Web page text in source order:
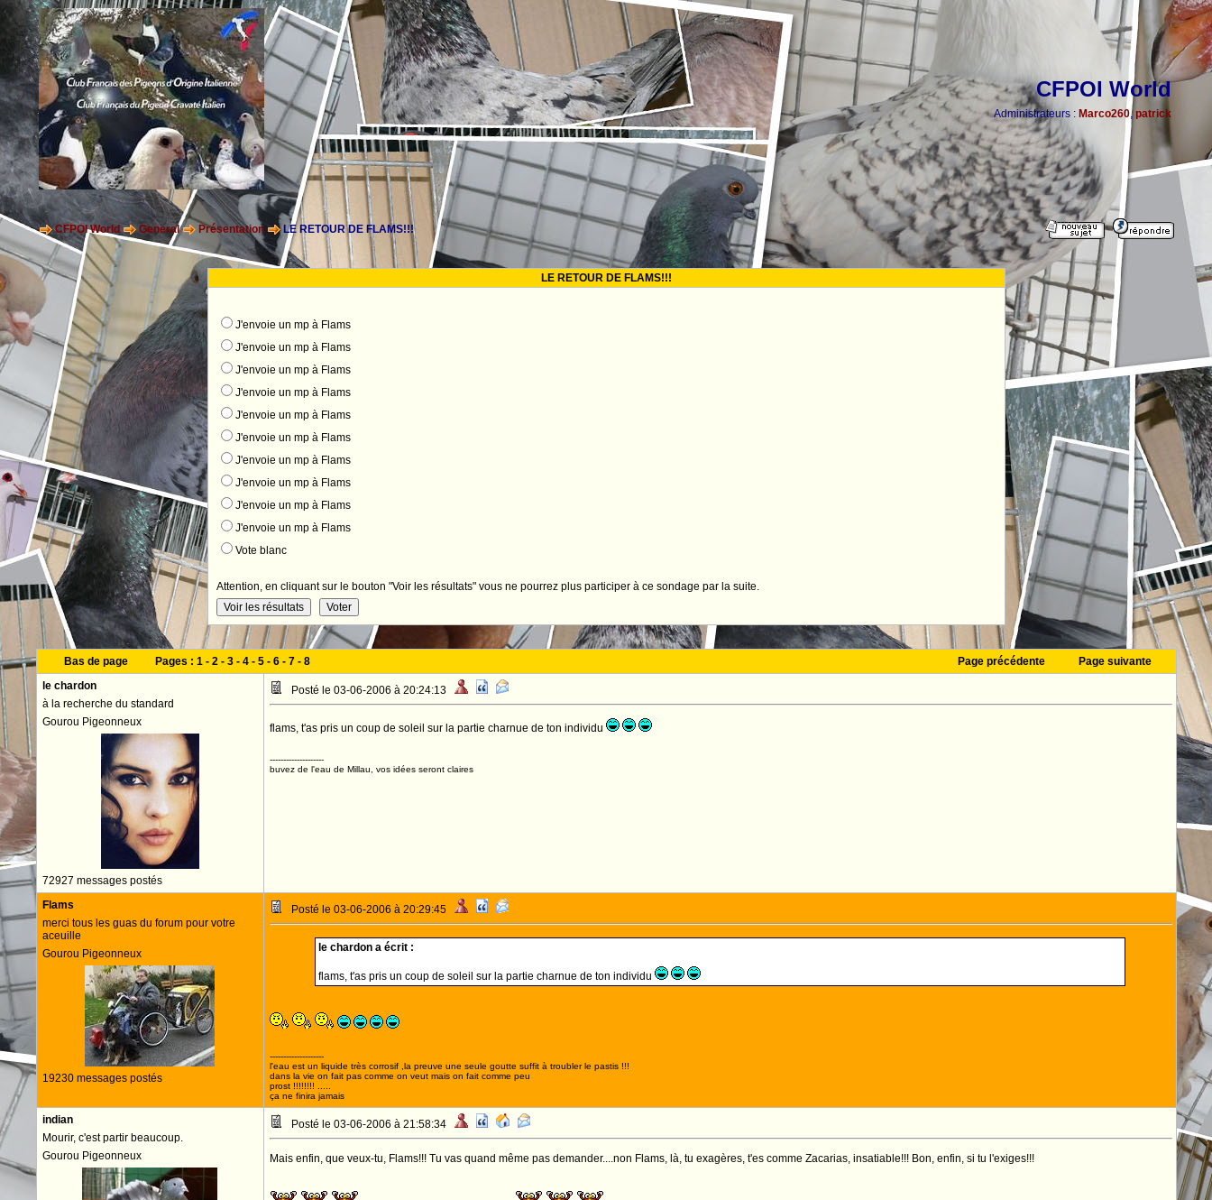
CFPOI World
Administrateurs : Marco260, patrick
CFPOI World General Présentation LE RETOUR DE FLAMS!!!
LE RETOUR DE FLAMS!!!
J'envoie un mp à Flams
J'envoie un mp à Flams
J'envoie un mp à Flams
J'envoie un mp à Flams
J'envoie un mp à Flams
J'envoie un mp à Flams
J'envoie un mp à Flams
J'envoie un mp à Flams
J'envoie un mp à Flams
J'envoie un mp à Flams
Vote blanc
Attention, en cliquant sur le bouton "Voir les résultats" vous ne pourrez plus participer à ce sondage par la suite.
Bas de page Pages : 1- 2- 3- 4- 5- 6- 7- 8 Page précédente
Page suivante
le chardon
à la recherche du standard
Gourou Pigeonneux
72927 messages postés
Posté le 03-06-2006 à 20:24:13
flams, t'as pris un coup de soleil sur la partie charnue de ton individu
--------------------
buvez de l'eau de Millau, vos idées seront claires
Flams
merci tous les guas du forum pour votre
aceuille
Gourou Pigeonneux
19230 messages postés
Posté le 03-06-2006 à 20:29:45
le chardon a écrit :
flams, t'as pris un coup de soleil sur la partie charnue de ton individu
--------------------
l'eau est un liquide très corrosif ,la preuve une seule goutte suffit à troubler le pastis !!!
dans la vie on fait pas comme on veut mais on fait comme peu
prost !!!!!!!! .....
ça ne finira jamais
indian
Mourir, c'est partir beaucoup.
Gourou Pigeonneux
Posté le 03-06-2006 à 21:58:34
Mais enfin, que veux-tu, Flams!!! Tu vas quand même pas demander....non Flams, là, tu exagères, t'es comme Zacarias, insatiable!!! Bon, enfin, si tu l'exiges!!!